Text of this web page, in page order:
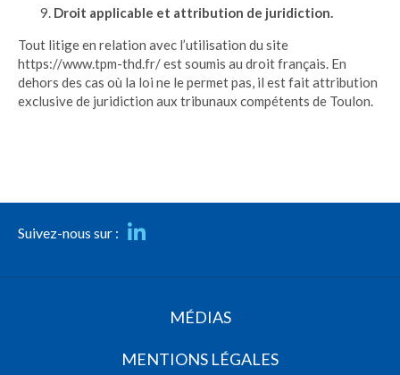
Droit applicable et attribution de juridiction.
Tout litige en relation avec l’utilisation du site
https://www.tpm-thd.fr/ est soumis au droit français. En
dehors des cas où la loi ne le permet pas, il est fait attribution
exclusive de juridiction aux tribunaux compétents de Toulon.
Suivez-nous sur :
MÉDIAS
MENTIONS LÉGALES